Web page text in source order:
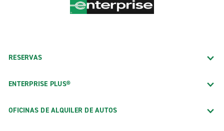
RESERVAS
ENTERPRISE PLUS®
OFICINAS DE ALQUILER DE AUTOS